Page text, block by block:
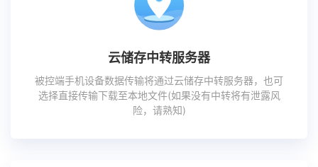
云储存中转服务器
被控端手机设备数据传输将通过云储存中转服务器，也可
选择直接传输下载至本地文件(如果没有中转将有泄露风
险，请熟知)